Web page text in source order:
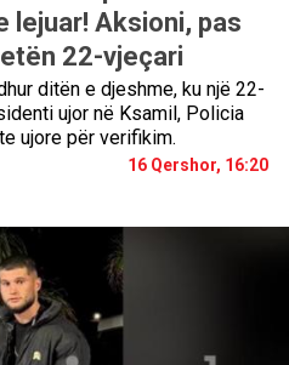
lejuar! Aksioni, pas
22-vjeçari
ditën e djeshme, ku një 22-
ujor në Ksamil, Policia
ujore për verifikim.
16 Qershor, 16:20